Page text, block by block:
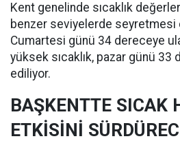
Kent genelinde sıcaklık
benzer seviyelerde seyretmesi
Cumartesi günü 34 dereceye
yüksek sıcaklık, pazar günü 33
ediliyor.
BAŞKENTTE SICAK
ETKİSİNİ